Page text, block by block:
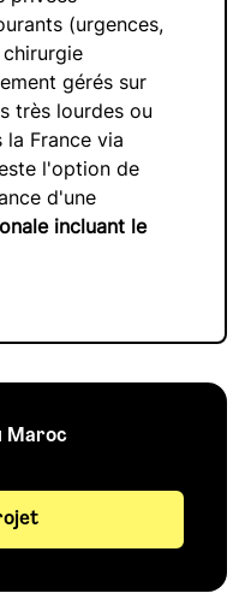
(urgences,
gérés sur
très lourdes ou
la France via
l'option de
d'une
incluant le
Maroc